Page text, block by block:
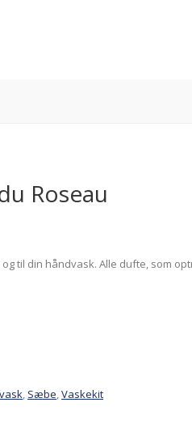
Roseau
til din håndvask. Alle dufte, som
Sæbe Vaskekit